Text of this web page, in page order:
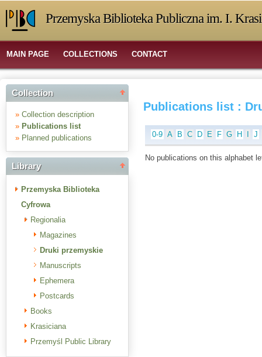
Przemyska Biblioteka Publiczna im. I.
MAIN PAGE COLLECTIONS CONTACT
Collection
» Collection description
» Publications list
» Planned publications
Library
Przemyska Biblioteka
Cyfrowa
Regionalia
Magazines
Druki przemyskie
Manuscripts
Ephemera
Postcards
Books
Krasiciana
Przemyśl Public Library
Publications list :
0-9 A B C D E F G H J
No publications on this alphabet